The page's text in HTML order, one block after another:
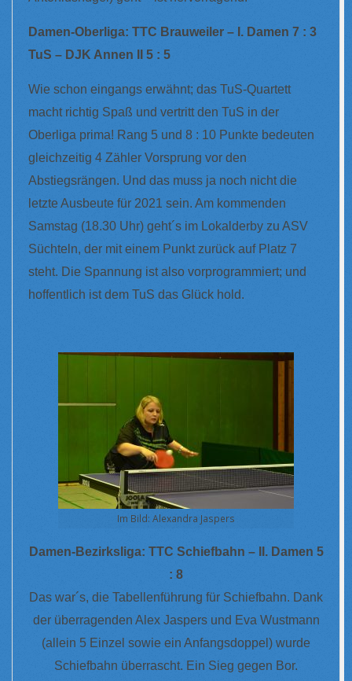
Damen-Oberliga: TTC Brauweiler – I. Damen 7 : 3
TuS – DJK Annen II 5 : 5
Wie schon eingangs erwähnt; das TuS-Quartett
macht richtig Spaß und vertritt den TuS in der
Oberliga prima! Rang 5 und 8 : 10 Punkte bedeuten
gleichzeitig 4 Zähler Vorsprung vor den
Abstiegsrängen. Und das muss ja noch nicht die
letzte Ausbeute für 2021 sein. Am kommenden
Samstag (18.30 Uhr) geht´s im Lokalderby zu ASV
Süchteln, der mit einem Punkt zurück auf Platz 7
steht. Die Spannung ist also vorprogrammiert; und
hoffentlich ist dem TuS das Glück hold.
Im Bild: Alexandra Jaspers
Damen-Bezirksliga: TTC Schiefbahn – II. Damen 5
: 8
Das war´s, die Tabellenführung für Schiefbahn. Dank
der überragenden Alex Jaspers und Eva Wustmann
(allein 5 Einzel sowie ein Anfangsdoppel) wurde
Schiefbahn überrascht. Ein Sieg gegen Bor.